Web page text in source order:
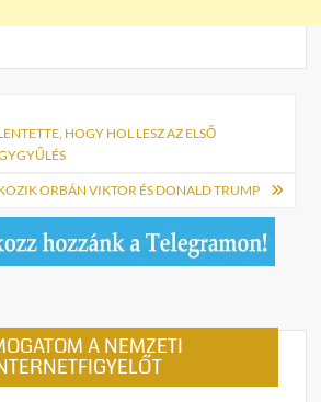
HOGY HOL LESZ AZ ELSŐ
ORBÁN VIKTOR ÉS DONALD TRUMP
A NEMZETI